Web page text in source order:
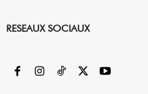
RESEAUX SOCIAUX